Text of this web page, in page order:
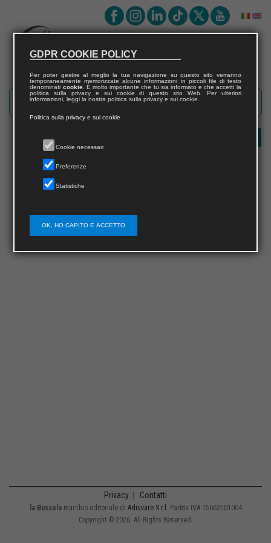
Questa pagina non esiste
Privacy Contatti
la Bussolamarchio editoriale di Adiuvare S.r.l. Partita IVA 15662501004
Copyright © 2026. All Rights Reserved.
GDPR COOKIE POLICY
Per poter gestire al meglio la tua navigazione su questo sito verranno
temporaneamente memorizzate alcune informazioni in piccoli file di testo
denominati cookie. È molto importante che tu sia informato e che accetti la
politica sulla privacy e sui cookie di questo sito Web. Per ulteriori
informazioni, leggi la nostra politica sulla privacy e sui cookie.
Politica sulla privacy e sui cookie
Cookie necessari
Preferenze
Statistiche
OK, HO CAPITO E ACCETTO